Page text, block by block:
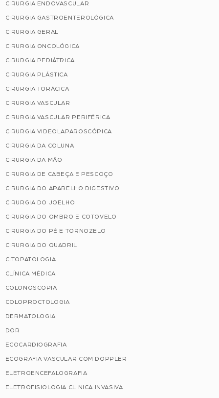
CIRURGIA ENDOVASCULAR
CIRURGIA GASTROENTEROLÓGICA
CIRURGIA GERAL
CIRURGIA ONCOLÓGICA
CIRURGIA PEDIÁTRICA
CIRURGIA PLÁSTICA
CIRURGIA TORÁCICA
CIRURGIA VASCULAR
CIRURGIA VASCULAR PERIFÉRICA
CIRURGIA VIDEOLAPAROSCÓPICA
CIRURGIA DA COLUNA
CIRURGIA DA MÃO
CIRURGIA DE CABEÇA E PESCOÇO
CIRURGIA DO APARELHO DIGESTIVO
CIRURGIA DO JOELHO
CIRURGIA DO OMBRO E COTOVELO
CIRURGIA DO PÉ E TORNOZELO
CIRURGIA DO QUADRIL
CITOPATOLOGIA
CLÍNICA MÉDICA
COLONOSCOPIA
COLOPROCTOLOGIA
DERMATOLOGIA
DOR
ECOCARDIOGRAFIA
ECOGRAFIA VASCULAR COM DOPPLER
ELETROENCEFALOGRAFIA
ELETROFISIOLOGIA CLINICA INVASIVA